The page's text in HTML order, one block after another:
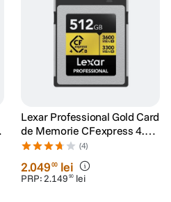
Lexar Professional Gold Card
de Memorie CFexpress 4.0
Tip B 512GB R3600/W3300
(4)
2.04900 lei
PRP:2.149 90 lei